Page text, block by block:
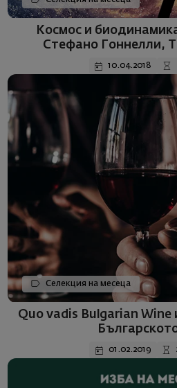
Космос и
Стефано Гоннелли,
10.04.2018
Селекция на месеца
Quo vadis Bulgarian
01.02.2019